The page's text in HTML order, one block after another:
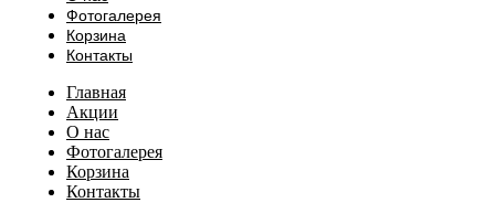
Фотогалерея
Корзина
Контакты
Главная
Акции
О нас
Фотогалерея
Корзина
Контакты